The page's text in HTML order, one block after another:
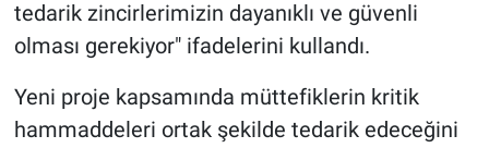
tedarik zincirlerimizin dayanıklı ve güvenli
olması gerekiyor" ifadelerini kullandı.
Yeni proje kapsamında müttefiklerin kritik
hammaddeleri ortak şekilde tedarik edeceğini